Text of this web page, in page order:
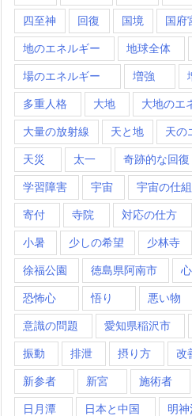
四至神 回復 国境 国府
地のエネルギー 地球全体
場のエネルギー 増強
多重人格 大地 大地のエ
大量の放射線 天と地 天の
天災 太一 奇跡的な回復
学習障害 宇宙 宇宙の仕
寄付 寺院 対応の仕方
小暑 少しの希望 少林寺
徐福公園 徳島県阿南市
恐怖心 悟り 悪い物
意識の問題 愛知県稲沢市
振動 排泄 摂り方 改
新参者 新宮 施術者
日月潭 日本と中国 明